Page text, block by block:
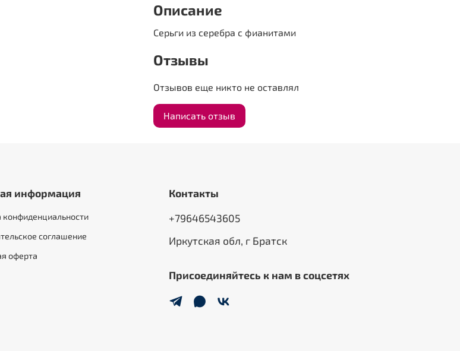
Описание
Серьги из серебра с фианитами
Отзывы
Отзывов еще никто не оставлял
Написать отзыв
информация
конфиденциальности
соглашение
оферта
Контакты
+79646543605
Иркутская обл, г Братск
Присоединяйтесь к нам в соцсетях